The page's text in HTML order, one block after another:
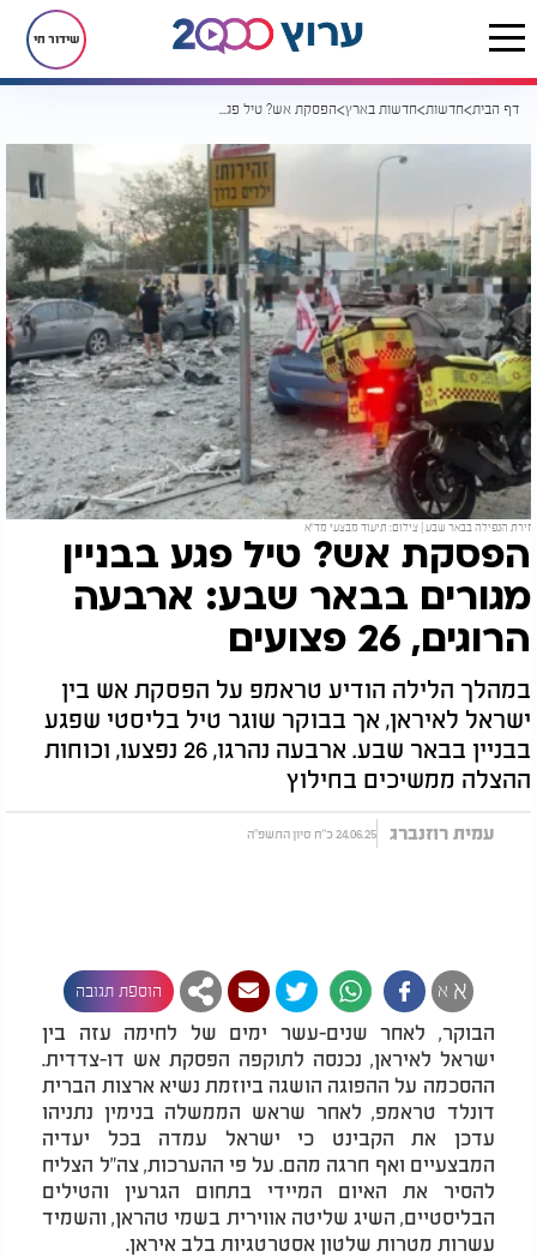
שידור חי
דף הבית חדשות חדשות בארץ הפסקת אש? טיל פגע בבניין מגורים בבאר שבע: ארבעה הרוגים, 26 פצועים
זירת הנפילה בבאר שבע | צילום: תיעוד מבצעי מד"א
הפסקת אש? טיל פגע בבניין
מגורים בבאר שבע: ארבעה
הרוגים, 26 פצועים
במהלך הלילה הודיע טראמפ על הפסקת אש בין
ישראל לאיראן, אך בבוקר שוגר טיל בליסטי שפגע
בבניין בבאר שבע. ארבעה נהרגו, 26 נפצעו, וכוחות
ההצלה ממשיכים בחילוץ
עמית רוזנברג 24.06.25 כ"ח סיון התשפ"ה
א א הוספת תגובה
הבוקר, לאחר שנים-עשר ימים של לחימה עזה בין
ישראל לאיראן, נכנסה לתוקפה הפסקת אש דו-צדדית.
ההסכמה על ההפוגה הושגה ביוזמת נשיא ארצות הברית
דונלד טראמפ, לאחר שראש הממשלה בנימין נתניהו
עדכן את הקבינט כי ישראל עמדה בכל יעדיה
המבצעיים ואף חרגה מהם. על פי ההערכות, צה"ל הצליח
להסיר את האיום המיידי בתחום הגרעין והטילים
הבליסטיים, השיג שליטה אווירית בשמי טהראן, והשמיד
עשרות מטרות שלטון אסטרטגיות בלב איראן.